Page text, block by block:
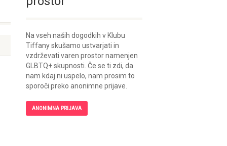
Na vseh naših dogodkih v Klubu
Tiffany skušamo ustvarjati in
vzdrževati varen prostor namenjen
GLBTQ+ skupnosti. Če se ti zdi, da
nam kdaj ni uspelo, nam prosim to
sporoči preko anonimne prijave.
ANONIMNA PRIJAVA